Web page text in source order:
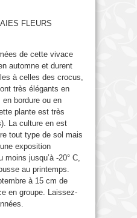
FLEURS
de cette vivace
automne et durent
à celles des crocus,
très élégants en
bordure ou en
plante est très
La culture en est
tout type de sol mais
exposition
jusqu’à -20° C,
au printemps.
à 15 cm de
en groupe. Laissez-